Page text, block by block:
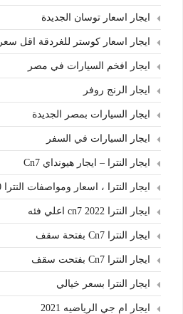
ايجار اسعار توسان الجديدة
ايجار اسعار كوستر للغردقة اقل سعر
ايجار افخم السيارات في مصر
ايجار الرنج روفر
ايجار السيارات بمصر الجديدة
ايجار السيارات في السفر
ايجار النترا – ايجار هيونداي Cn7
ايجار النترا ، اسعار ومواصفات النترا 2020
ايجار النترا cn7 2022 اعلي فئه
ايجار النترا Cn7 بفتحة سقف
ايجار النترا Cn7 بفتحت سقف
ايجار النترا بسعر خيالي
ايجار ام جي الرياضيه 2021